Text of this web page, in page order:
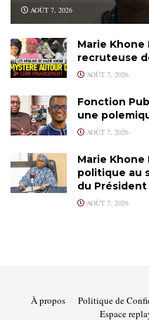
AOÛT 7, 2026
Marie Khone
recruteuse
AOÛT 7, 2026
Fonction
une
AOÛT 7, 2026
Marie Khone
politique au
du Président
AOÛT 7, 2026
À propos Politique de
Espace